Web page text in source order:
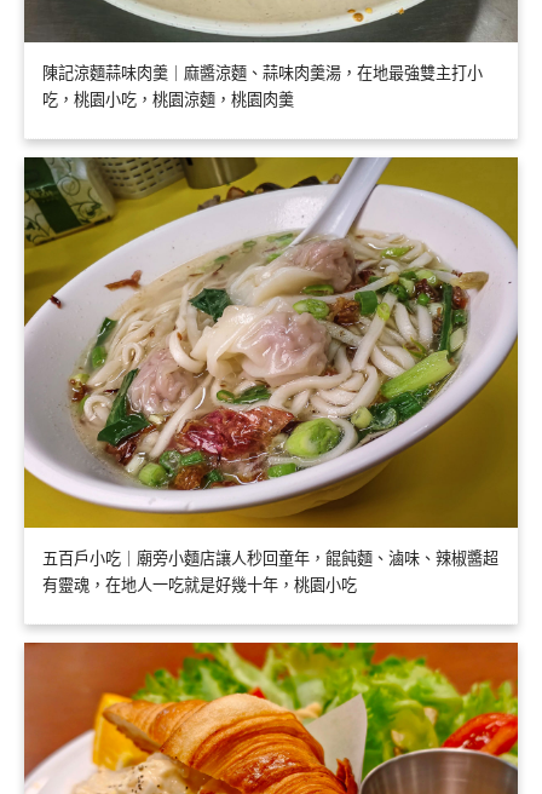
陳記涼麵蒜味肉羹｜麻醬涼麵、蒜味肉羹湯，在地最強雙主打小
吃，桃園小吃，桃園涼麵，桃園肉羹
五百戶小吃｜廟旁小麵店讓人秒回童年，餛飩麵、滷味、辣椒醬超
有靈魂，在地人一吃就是好幾十年，桃園小吃